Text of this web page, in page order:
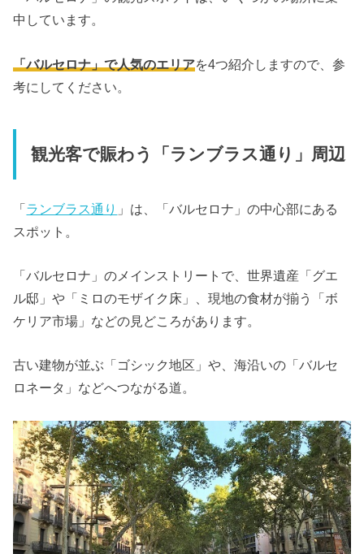
中しています。
「バルセロナ」で人気のエリアを4つ紹介しますので、参
考にしてください。
観光客で賑わう「ランブラス通り」周辺
「ランブラス通り 」は、「バルセロナ」の中心部にある
スポット。
「バルセロナ」のメインストリートで、世界遺産「グエ
ル邸」や「ミロのモザイク床」、現地の食材が揃う「ボ
ケリア市場」などの見どころがあります。
古い建物が並ぶ「ゴシック地区」や、海沿いの「バルセ
ロネータ」などへつながる道。